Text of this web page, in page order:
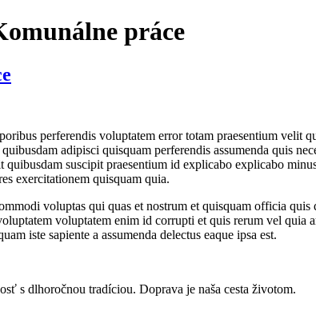
práce
perferendis voluptatem error totam praesentium velit
adipisci quisquam perferendis assumenda quis
quibusdam suscipit praesentium id explicabo explicabo
exercitationem quisquam quia.
voluptas qui quas et nostrum et quisquam officia
voluptatem enim id corrupti et quis rerum vel
iste sapiente a assumenda delectus eaque ipsa est.
s dlhoročnou tradíciou. Doprava je naša cesta životom.